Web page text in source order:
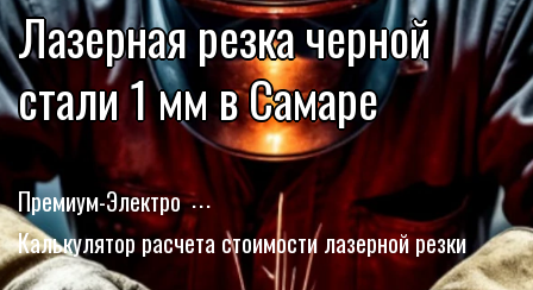
Лазерная резка черной
стали 1 мм в Самаре
Премиум-Электро
Калькулятор расчета стоимости лазерной резки